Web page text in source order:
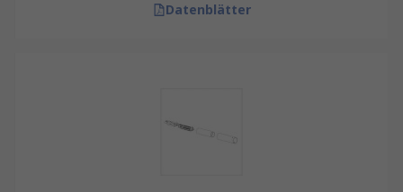
Datenblätter